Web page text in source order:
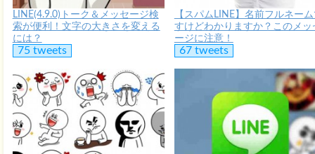
LINE(4.9.0)トーク＆メッセージ検
索が便利！文字の大きさを変える
には？
75 tweets
【スパムLINE】名前フルネー
すけどわかりますか？このメッ
ージに注意！
67 tweets